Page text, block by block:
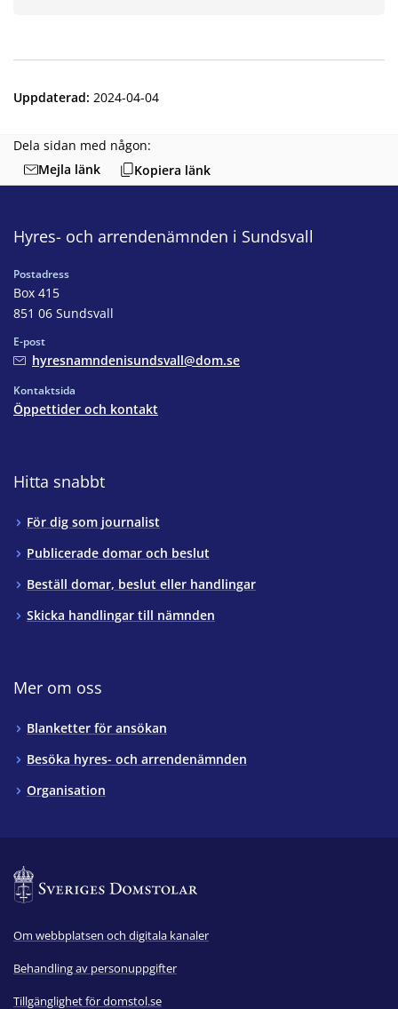
Uppdaterad: 2024-04-04
Dela sidan med någon:
Mejla länk
Kopiera länk
Hyres- och arrendenämnden i Sundsvall
Postadress
Box 415
851 06 Sundsvall
E-post
hyresnamndenisundsvall@dom.se
Kontaktsida
Öppettider och kontakt
Hitta snabbt
För dig som journalist
Publicerade domar och beslut
Beställ domar, beslut eller handlingar
Skicka handlingar till nämnden
Mer om oss
Blanketter för ansökan
Besöka hyres- och arrendenämnden
Organisation
Om webbplatsen och digitala kanaler
Behandling av personuppgifter
Tillgänglighet för domstol.se